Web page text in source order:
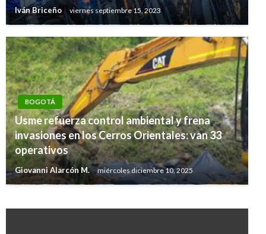
Iván Briceño viernes septiembre 15, 2023
BOGOTÁ
Usme refuerza control ambiental y frena
invasiones en los Cerros Orientales: van 33
operativos
Giovanni Alarcón M. miércoles diciembre 10, 2025
BOGOTÁ
Brindarán capacitación a más de 9.000
funcionarios del Distrito
Giovanni Alarcón M. lunes agosto 27, 2018